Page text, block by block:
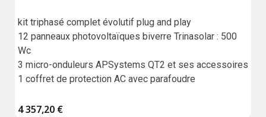
kit triphasé complet évolutif plug and play
12 panneaux photovoltaïques biverre Trinasolar : 500
Wc
3 micro-onduleurs APSystems QT2 et ses accessoires
1 coffret de protection AC avec parafoudre
4 357,20 €